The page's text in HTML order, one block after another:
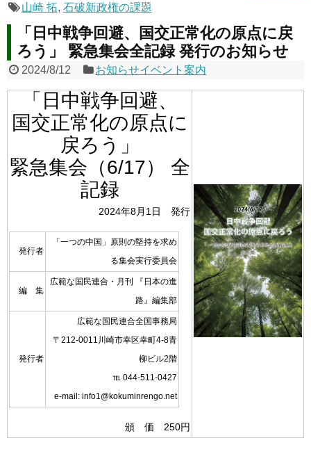
山崎 拓, 石破新政権の課題
「日中戦争回避、国交正常化の原点に戻
ろう」 緊急集会全記録 発行のお知らせ
2024/8/12 お知らせイベント案内
「日中戦争回避、
国交正常化の原点に
戻ろう」
緊急集会（6/17） 全
記録
2024年8月1日 発行
発行者
「一つの中国」原則の堅持を求め
る集会実行委員会
編 集
広範な国民連合・月刊 『日本の進
路』編集部
発行者
広範な国民連合全国事務局
〒212-0011川崎市幸区幸町4-8青
柳ビル2階
℡ 044-511-0427
e-mail: info1@kokuminrengo.net
頒 価 250円